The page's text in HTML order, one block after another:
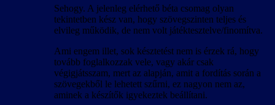
Sehogy. A jelenleg elérhető béta csomag olyan
tekintetben kész van, hogy szövegszinten teljes és
elvileg működik, de nem volt játéktesztelve/finomítva.
Ami engem illet, sok késztetést nem is érzek rá, hogy
tovább foglalkozzak vele, vagy akár csak
végigjátsszam, mert az alapján, amit a fordítás során a
szövegekből le lehetett szűrni, ez nagyon nem az,
aminek a készítők igyekeztek beállítani.